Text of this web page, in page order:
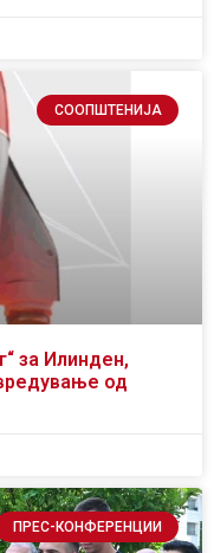
СООПШТЕНИЈА
за Илинден,
од
ПРЕС-КОНФЕРЕНЦИИ